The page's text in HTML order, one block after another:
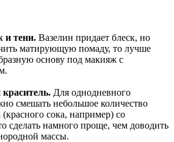
и тени. Вазелин придает блеск, но
матирующую помаду, то лучше
основу под макияж с
Для однодневного
смешать небольшое количество
сока, например) со
сделать намного проще, чем доводить
массы.